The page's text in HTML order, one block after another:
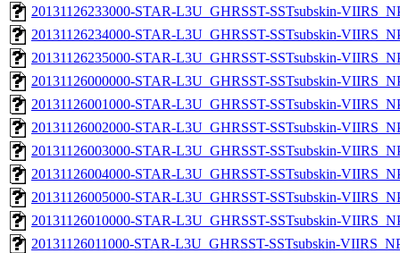
20131126233000-STAR-L3U_GHRSST-SSTsubskin-
20131126234000-STAR-L3U_GHRSST-SSTsubskin-
20131126235000-STAR-L3U_GHRSST-SSTsubskin-
20131126000000-STAR-L3U_GHRSST-SSTsubskin-
20131126001000-STAR-L3U_GHRSST-SSTsubskin-
20131126002000-STAR-L3U_GHRSST-SSTsubskin-
20131126003000-STAR-L3U_GHRSST-SSTsubskin-
20131126004000-STAR-L3U_GHRSST-SSTsubskin-
20131126005000-STAR-L3U_GHRSST-SSTsubskin-
20131126010000-STAR-L3U_GHRSST-SSTsubskin-
20131126011000-STAR-L3U_GHRSST-SSTsubskin-